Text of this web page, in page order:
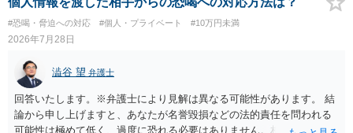
#恐喝・脅迫への対応 #個人・プライベート #10万円未満
2026年7月28日
澁谷 望 弁護士
回答いたします。※弁護士により見解は異なる可能性があります。 結
論から申し上げますと、あなたが名誉毀損などの法的責任を問われる
可能性は極めて低く、過度に恐れる必要はありません。相手の行為こ